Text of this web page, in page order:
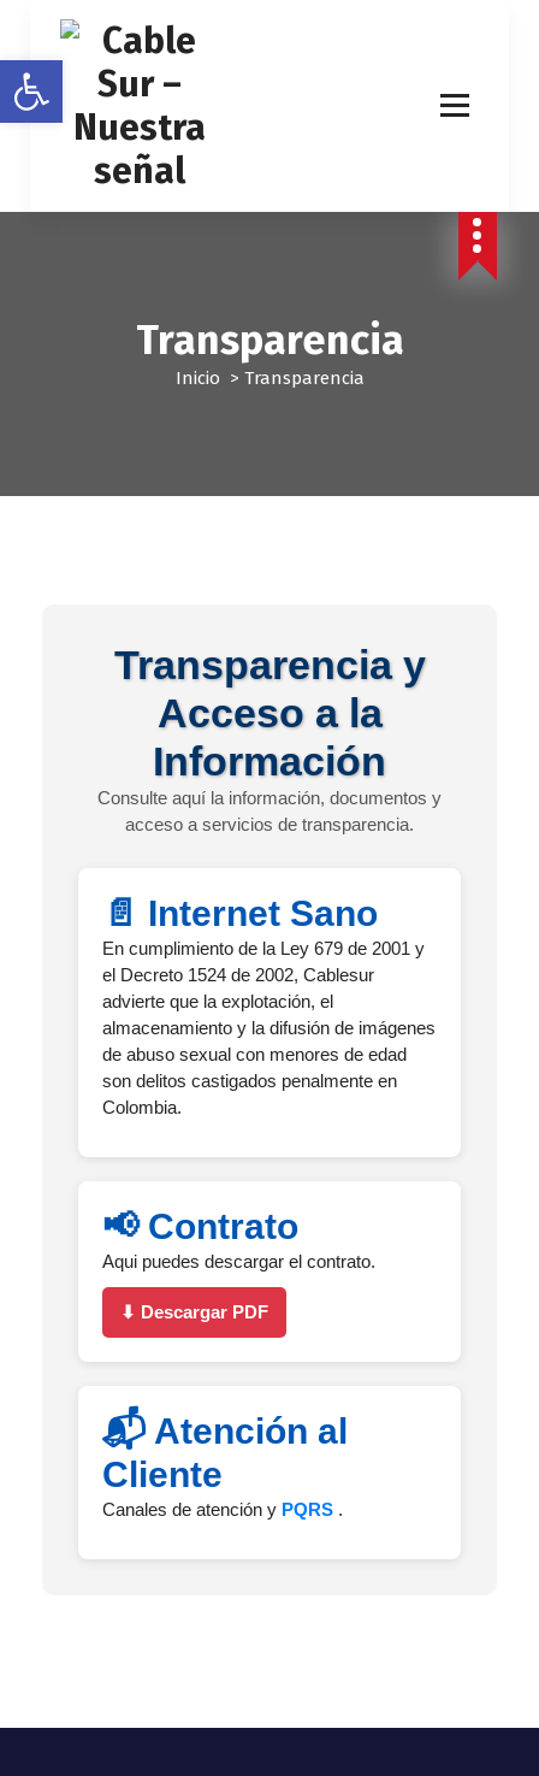
Transparencia
Inicio > Transparencia
Transparencia y
Acceso a la
Información
Consulte aquí la información, documentos y
acceso a servicios de transparencia.
📄 Internet Sano
En cumplimiento de la Ley 679 de 2001 y
el Decreto 1524 de 2002, Cablesur
advierte que la explotación, el
almacenamiento y la difusión de imágenes
de abuso sexual con menores de edad
son delitos castigados penalmente en
Colombia.
📢 Contrato
Aqui puedes descargar el contrato.
⬇ Descargar PDF
📬 Atención al
Cliente
Canales de atención y PQRS .
Abrir barra de herramientas